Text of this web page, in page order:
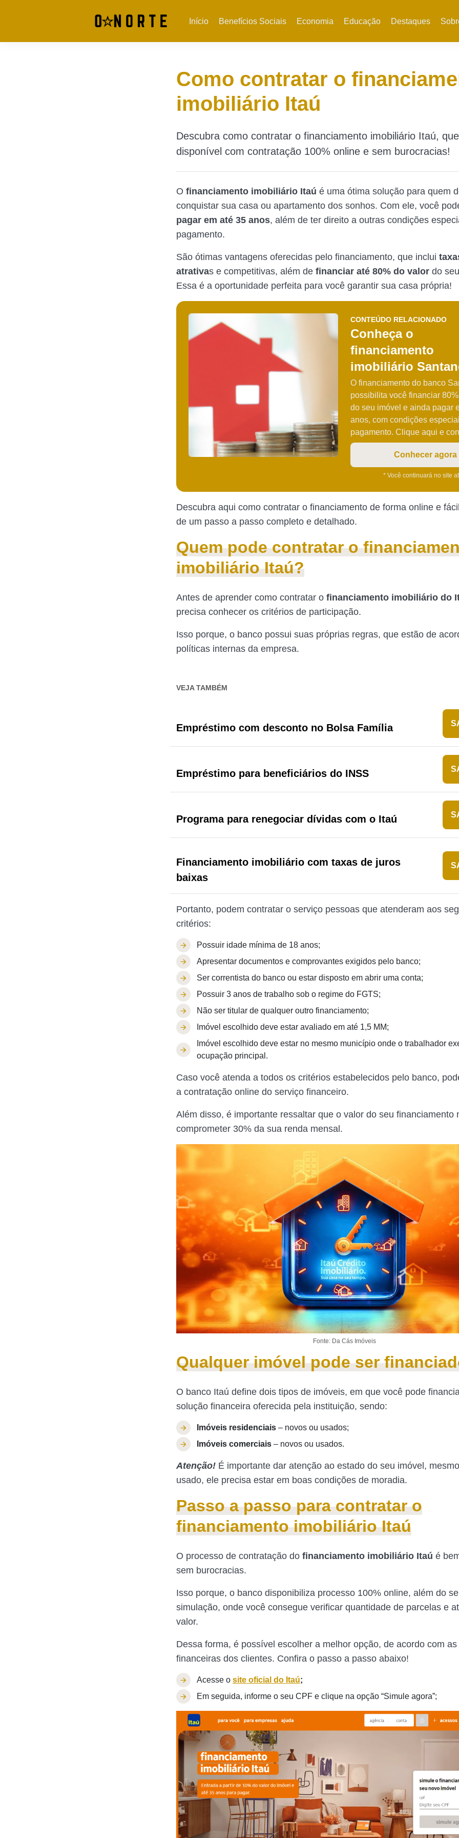
Início Benefícios Sociais Economia Educação Destaques
Como contratar o
imobiliário Itaú
Descubra como contratar o financiamento imobiliário Itaú,
disponível com contratação 100% online e sem burocracias!
O financiamento imobiliário Itaú é uma ótima solução para quem
conquistar sua casa ou apartamento dos sonhos. Com ele, você
pagar em até 35 anos, além de ter direito a outras condições
pagamento.
São ótimas vantagens oferecidas pelo financiamento, que inclui
atrativas e competitivas, além de financiar até 80% do valor do
Essa é a oportunidade perfeita para você garantir sua casa própria!
CONTEÚDO RELACIONADO
Conheça o
financiamento
imobiliário
O financiamento do banco
possibilita você financiar
do seu imóvel e ainda pagar
anos, com condições
pagamento. Clique aqui e
Conhecer agora
* Você continuará no site
Descubra aqui como contratar o financiamento de forma online e
de um passo a passo completo e detalhado.
Quem pode contratar o
imobiliário Itaú?
Antes de aprender como contratar o financiamento imobiliário do
precisa conhecer os critérios de participação.
Isso porque, o banco possui suas próprias regras, que estão de
políticas internas da empresa.
VEJA TAMBÉM
Empréstimo com desconto no Bolsa Família
Empréstimo para beneficiários do INSS
Programa para renegociar dívidas com o Itaú
Financiamento imobiliário com taxas de juros
baixas
Portanto, podem contratar o serviço pessoas que atenderam aos
critérios:
Possuir idade mínima de 18 anos;
Apresentar documentos e comprovantes exigidos pelo banco;
Ser correntista do banco ou estar disposto em abrir uma conta;
Possuir 3 anos de trabalho sob o regime do FGTS;
Não ser titular de qualquer outro financiamento;
Imóvel escolhido deve estar avaliado em até 1,5 MM;
Imóvel escolhido deve estar no mesmo município onde o trabalhador
ocupação principal.
Caso você atenda a todos os critérios estabelecidos pelo banco,
a contratação online do serviço financeiro.
Além disso, é importante ressaltar que o valor do seu financiamento
comprometer 30% da sua renda mensal.
Fonte: Da Cás Imóveis
Qualquer imóvel pode ser
O banco Itaú define dois tipos de imóveis, em que você pode
solução financeira oferecida pela instituição, sendo:
Imóveis residenciais – novos ou usados;
Imóveis comerciais – novos ou usados.
Atenção! É importante dar atenção ao estado do seu imóvel,
usado, ele precisa estar em boas condições de moradia.
Passo a passo para contratar o
financiamento imobiliário Itaú
O processo de contratação do financiamento imobiliário Itaú é
sem burocracias.
Isso porque, o banco disponibiliza processo 100% online, além do
simulação, onde você consegue verificar quantidade de parcelas e
valor.
Dessa forma, é possível escolher a melhor opção, de acordo com
financeiras dos clientes. Confira o passo a passo abaixo!
Acesse o site oficial do Itaú;
Em seguida, informe o seu CPF e clique na opção “Simule agora”;